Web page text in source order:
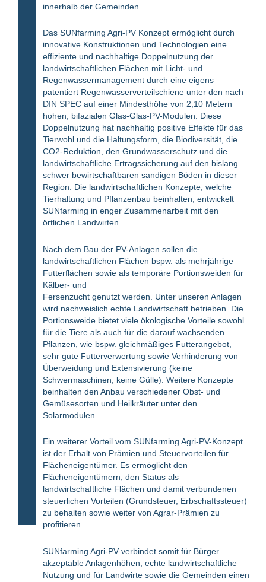
innerhalb der Gemeinden.
Das SUNfarming Agri-PV Konzept ermöglicht durch
innovative Konstruktionen und Technologien eine
effiziente und nachhaltige Doppelnutzung der
landwirtschaftlichen Flächen mit Licht- und
Regenwassermanagement durch eine eigens
patentiert Regenwasserverteilschiene unter den nach
DIN SPEC auf einer Mindesthöhe von 2,10 Metern
hohen, bifazialen Glas-Glas-PV-Modulen. Diese
Doppelnutzung hat nachhaltig positive Effekte für das
Tierwohl und die Haltungsform, die Biodiversität, die
CO2-Reduktion, den Grundwasserschutz und die
landwirtschaftliche Ertragssicherung auf den bislang
schwer bewirtschaftbaren sandigen Böden in dieser
Region. Die landwirtschaftlichen Konzepte, welche
Tierhaltung und Pflanzenbau beinhalten, entwickelt
SUNfarming in enger Zusammenarbeit mit den
örtlichen Landwirten.
Nach dem Bau der PV-Anlagen sollen die
landwirtschaftlichen Flächen bspw. als mehrjährige
Futterflächen sowie als temporäre Portionsweiden für
Kälber- und
Fersenzucht genutzt werden. Unter unseren Anlagen
wird nachweislich echte Landwirtschaft betrieben. Die
Portionsweide bietet viele ökologische Vorteile sowohl
für die Tiere als auch für die darauf wachsenden
Pflanzen, wie bspw. gleichmäßiges Futterangebot,
sehr gute Futterverwertung sowie Verhinderung von
Überweidung und Extensivierung (keine
Schwermaschinen, keine Gülle). Weitere Konzepte
beinhalten den Anbau verschiedener Obst- und
Gemüsesorten und Heilkräuter unter den
Solarmodulen.
Ein weiterer Vorteil vom SUNfarming Agri-PV-Konzept
ist der Erhalt von Prämien und Steuervorteilen für
Flächeneigentümer. Es ermöglicht den
Flächeneigentümern, den Status als
landwirtschaftliche Flächen und damit verbundenen
steuerlichen Vorteilen (Grundsteuer, Erbschaftssteuer)
zu behalten sowie weiter von Agrar-Prämien zu
profitieren.
SUNfarming Agri-PV verbindet somit für Bürger
akzeptable Anlagenhöhen, echte landwirtschaftliche
Nutzung und für Landwirte sowie die Gemeinden einen